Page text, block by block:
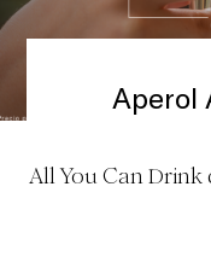
Aperol
All You Can